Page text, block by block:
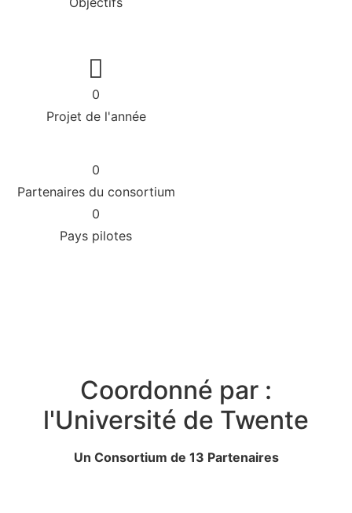
Projet de l'année
0
Partenaires du consortium
0
Pays pilotes
0
Coordonné par :
l'Université de Twente
Un Consortium de 13 Partenaires